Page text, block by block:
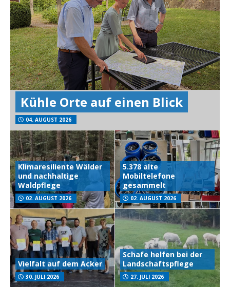
Kühle Orte auf einen Blick
04. AUGUST 2026
Klimaresiliente Wälder
und nachhaltige
Waldpflege
02. AUGUST 2026
5.378 alte
Mobiltelefone
gesammelt
02. AUGUST 2026
Vielfalt auf dem Acker
30. JULI 2026
Schafe helfen bei der
Landschaftspflege
27. JULI 2026